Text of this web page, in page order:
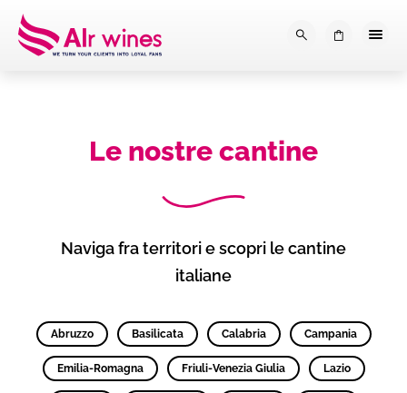
Dalla loro vendemmia, alla
Le nostre cantine
Naviga fra territori e scopri le cantine
italiane
Abruzzo Basilicata Calabria Campania
Emilia-Romagna Friuli-Venezia Giulia Lazio